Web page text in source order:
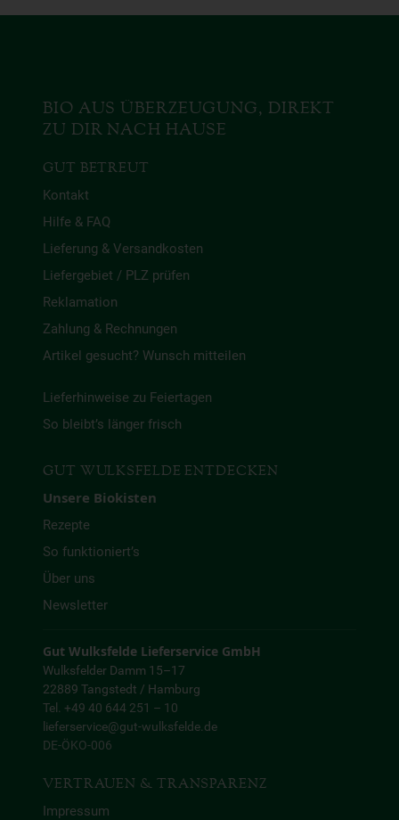
BIO AUS ÜBERZEUGUNG, DIREKT
ZU DIR NACH HAUSE
GUT BETREUT
Kontakt
Hilfe & FAQ
Lieferung & Versandkosten
Liefergebiet / PLZ prüfen
Reklamation
Zahlung & Rechnungen
Artikel gesucht? Wunsch mitteilen
Lieferhinweise zu Feiertagen
So bleibt’s länger frisch
GUT WULKSFELDE ENTDECKEN
Unsere Biokisten
Rezepte
So funktioniert’s
Über uns
Newsletter
Gut Wulksfelde Lieferservice GmbH
Wulksfelder Damm 15–17
22889 Tangstedt / Hamburg
Tel. +49 40 644 251 – 10
lieferservice@gut-wulksfelde.de
DE-ÖKO-006
VERTRAUEN & TRANSPARENZ
Impressum